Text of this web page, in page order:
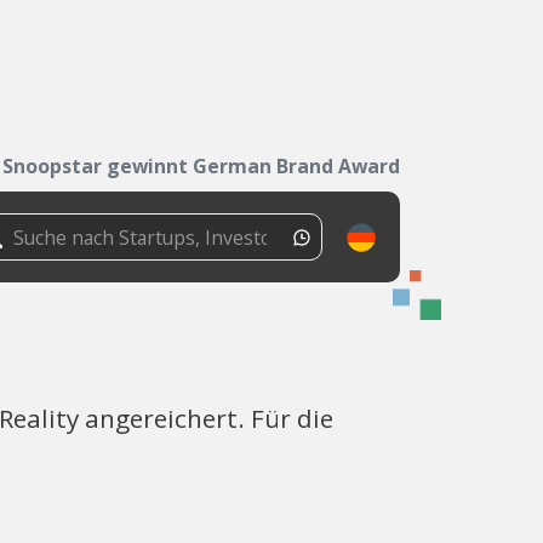
Snoopstar gewinnt German Brand Award
angereichert. Für die